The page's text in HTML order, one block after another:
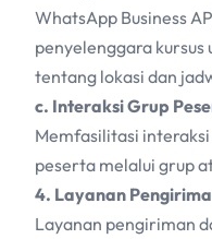
WhatsApp Business
penyelenggara
tentang lokasi dan
c. Interaksi Grup
Memfasilitasi
peserta melalui grup
4. Layanan
Layanan pengiriman